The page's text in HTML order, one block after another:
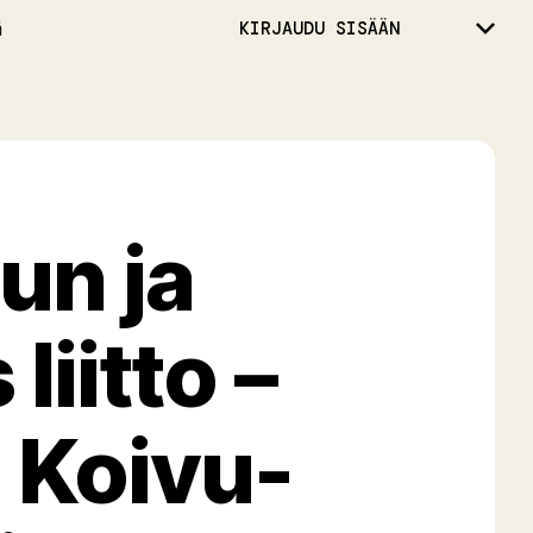
KIRJAUDU SISÄÄN
ja
liitto –
Koivu-